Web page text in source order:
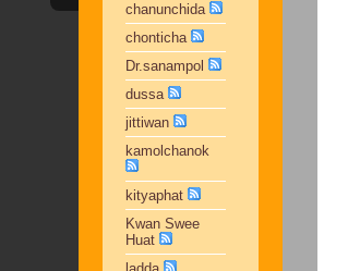
chanunchida
chonticha
Dr.sanampol
dussa
jittiwan
kamolchanok
kityaphat
Kwan Swee
Huat